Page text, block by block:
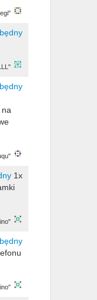
na
1x